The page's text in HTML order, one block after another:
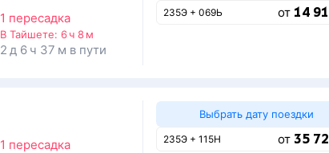
1 пересадка
В Тайшете: 6 ч 8 м
2 д 6 ч 37 м в пути
235Э + 069Ь от 14
1 пересадка
Выбрать дату поездки
235Э + 115Н от 35